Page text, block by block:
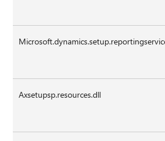
Axsetupsp.resources.dll